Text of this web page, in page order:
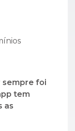
foi
tem